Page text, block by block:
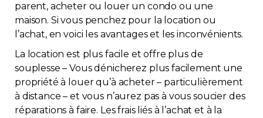
Environnement
App APQ
Médias
parent, acheter ou louer un condo ou une
maison. Si vous penchez pour la location ou
l’achat, en voici les avantages et les inconvénients.
La location est plus facile et offre plus de
souplesse – Vous dénicherez plus facilement une
propriété à louer qu’à acheter – particulièrement
à distance – et vous n’aurez pas à vous soucier des
réparations à faire. Les frais liés à l’achat et à la